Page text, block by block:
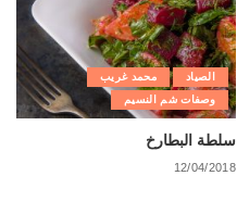
الصياد
محمد غريب
وصفات شم النسيم
سلطة البطارخ
12/04/2018